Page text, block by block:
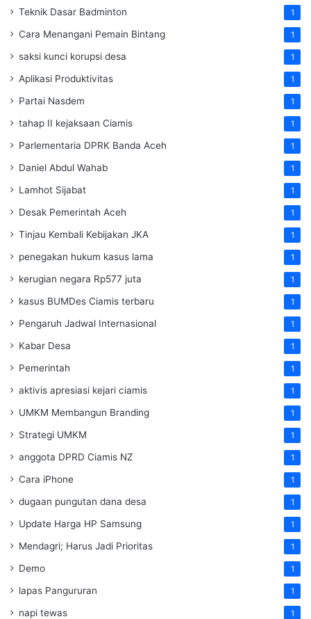
Teknik Dasar Badminton 1
Cara Menangani Pemain Bintang 1
saksi kunci korupsi desa 1
Aplikasi Produktivitas 1
Partai Nasdem 1
tahap II kejaksaan Ciamis 1
Parlementaria DPRK Banda Aceh 1
Daniel Abdul Wahab 1
Lamhot Sijabat 1
Desak Pemerintah Aceh 1
Tinjau Kembali Kebijakan JKA 1
penegakan hukum kasus lama 1
kerugian negara Rp577 juta 1
kasus BUMDes Ciamis terbaru 1
Pengaruh Jadwal Internasional 1
Kabar Desa 1
Pemerintah 1
aktivis apresiasi kejari ciamis 1
UMKM Membangun Branding 1
Strategi UMKM 1
anggota DPRD Ciamis NZ 1
Cara iPhone 1
dugaan pungutan dana desa 1
Update Harga HP Samsung 1
Mendagri; Harus Jadi Prioritas 1
Demo 1
lapas Pangururan 1
napi tewas 1